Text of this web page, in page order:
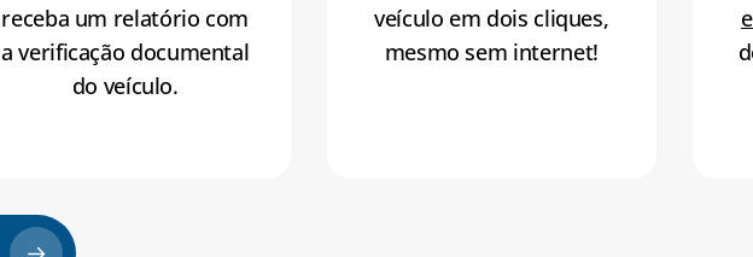
receba um relatório com
a verificação documental
do veículo.
veículo em dois cliques,
mesmo sem internet!